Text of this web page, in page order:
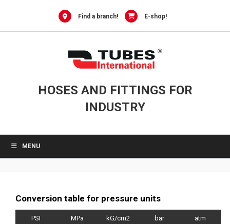
Find a branch! E-shop!
HOSES AND FITTINGS FOR
INDUSTRY
MENU
Conversion table for pressure units
PSI MPa kG/cm2 bar atm